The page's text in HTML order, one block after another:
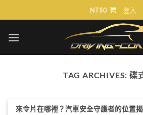
to
NT$0 登入
TAG ARCHIVES: 碟
來令片在哪裡？汽車安全守護者的位置揭